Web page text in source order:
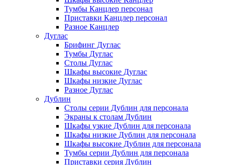
Тумбы Канцлер персонал
Приставки Канцлер персонал
Разное Канцлер
Дуглас
Брифинг Дуглас
Тумбы Дуглас
Столы Дуглас
Шкафы высокие Дуглас
Шкафы низкие Дуглас
Разное Дуглас
Дублин
Столы серии Дублин для персонала
Экраны к столам Дублин
Шкафы узкие Дублин для персонала
Шкафы низкие Дублин для персонала
Шкафы высокие Дублин для персонала
Тумбы серии Дублин для персонала
Приставки серия Дублин